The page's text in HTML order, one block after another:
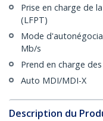
Prise en charge de
(LFPT)
Mode
Mb/s
Prend en charge
Auto MDI/MDI-X
Description du